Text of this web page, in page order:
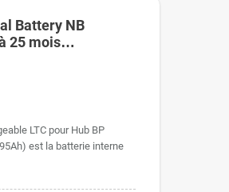
Battery NB
25 mois
LTC pour Hub BP
est la batterie interne